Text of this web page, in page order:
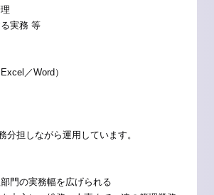
実務 等
／Word）
分担しながら運用しています。
門の実務幅を広げられる